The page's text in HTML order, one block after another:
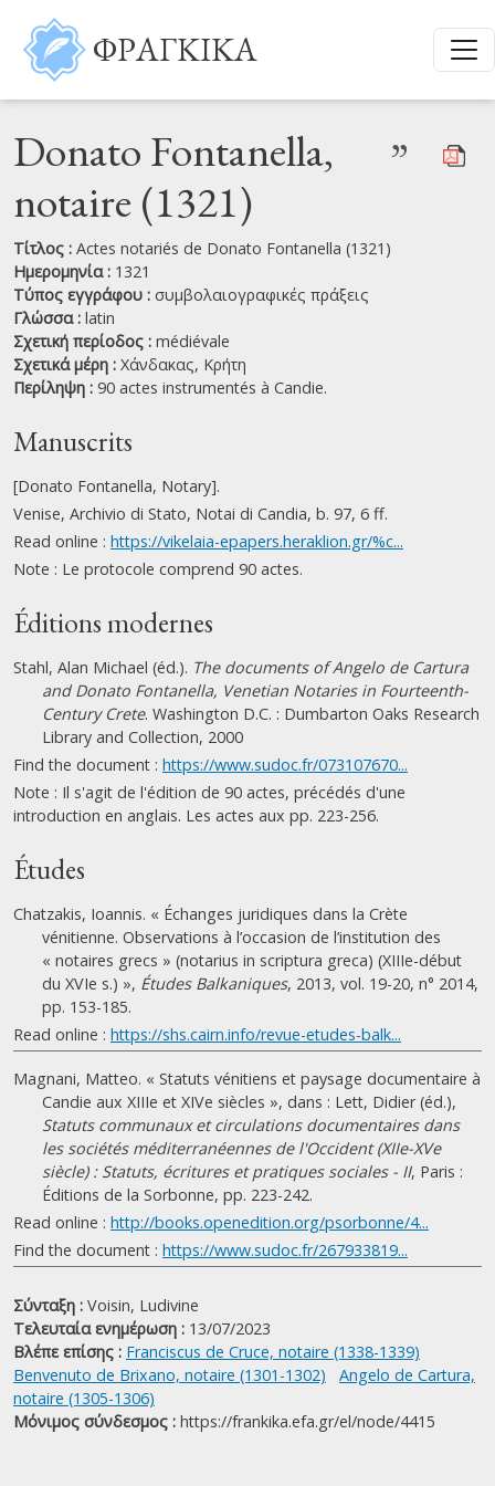
Παράκαμψη προς το κυρίως περιεχόμενο
ΦΡΑΓΚΙΚΑ
Donato Fontanella,
notaire (1321)
”
Τίτλος : Actes notariés de Donato Fontanella (1321)
Ημερομηνία : 1321
Τύπος εγγράφου : συμβολαιογραφικές πράξεις
Γλώσσα : latin
Σχετική περίοδος : médiévale
Σχετικά μέρη : Χάνδακας, Κρήτη
Περίληψη : 90 actes instrumentés à Candie.
Manuscrits
[Donato Fontanella, Notary].
Venise, Archivio di Stato, Notai di Candia, b. 97, 6 ff.
Read online : https://vikelaia-epapers.heraklion.gr/%c...
Note : Le protocole comprend 90 actes.
Éditions modernes
Stahl, Alan Michael (éd.). The documents of Angelo de Cartura
and Donato Fontanella, Venetian Notaries in Fourteenth-
Century Crete. Washington D.C. : Dumbarton Oaks Research
Library and Collection, 2000
Find the document : https://www.sudoc.fr/073107670...
Note : Il s'agit de l'édition de 90 actes, précédés d'une
introduction en anglais. Les actes aux pp. 223-256.
Études
Chatzakis, Ioannis. « Échanges juridiques dans la Crète
vénitienne. Observations à l’occasion de l’institution des
« notaires grecs » (notarius in scriptura greca) (XIIIe-début
du XVIe s.) », Études Balkaniques, 2013, vol. 19-20, n° 2014,
pp. 153-185.
Read online : https://shs.cairn.info/revue-etudes-balk...
Magnani, Matteo. « Statuts vénitiens et paysage documentaire à
Candie aux XIIIe et XIVe siècles », dans : Lett, Didier (éd.),
Statuts communaux et circulations documentaires dans
les sociétés méditerranéennes de l'Occident (XIIe-XVe
siècle) : Statuts, écritures et pratiques sociales - II, Paris :
Éditions de la Sorbonne, pp. 223-242.
Read online : http://books.openedition.org/psorbonne/4...
Find the document : https://www.sudoc.fr/267933819...
Σύνταξη : Voisin, Ludivine
Τελευταία ενημέρωση : 13/07/2023
Βλέπε επίσης : Franciscus de Cruce, notaire (1338-1339)
Benvenuto de Brixano, notaire (1301-1302)
Angelo de Cartura,
notaire (1305-1306)
Μόνιμος σύνδεσμος : https://frankika.efa.gr/el/node/4415